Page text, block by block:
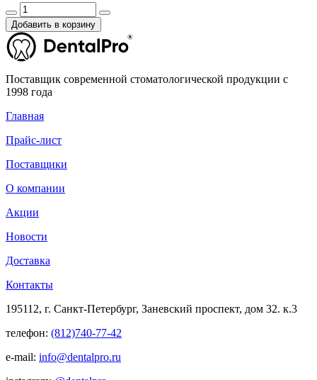
Добавить в корзину
Поставщик современной стоматологической продукции с
1998 года
Главная
Прайс-лист
Поставщики
О компании
Акции
Новости
Доставка
Контакты
195112, г. Санкт-Петербург, Заневский проспект, дом 32. к.3
телефон: (812)740-77-42
e-mail: info@dentalpro.ru